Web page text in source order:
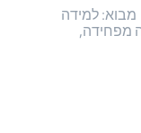
מבוא: למידה
מפחידה,